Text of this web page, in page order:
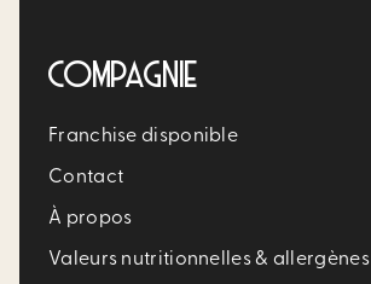
COMPAGNIE
Franchise disponible
Contact
À propos
Valeurs nutritionnelles & allergènes